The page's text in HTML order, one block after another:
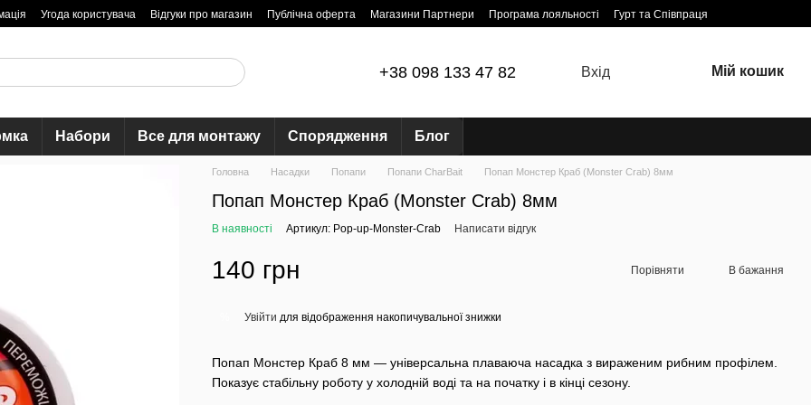
Угода користувача Відгуки про магазин Публічна оферта Магазини Партнери Програма лояльності Гурт та Співпраця
+38 098 133 47 82 Вхід Мій кошик
Набори Все для монтажу Спорядження Блог
Головна Насадки Попапи Попапи CharBait Попап Монстер Краб (Monster Crab) 8мм
Попап Монстер Краб (Monster Crab) 8мм
В наявності Артикул: Pop-up-Monster-Crab Написати відгук
140 грн Порівняти В бажання
Увійти для відображення накопичувальної знижки
Попап Монстер Краб 8 мм — універсальна плаваюча насадка з вираженим рибним профілем.
Показує стабільну роботу у холодній воді та на початку і в кінці сезону.